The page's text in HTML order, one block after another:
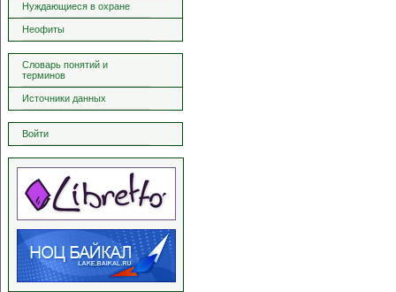
Нуждающиеся в охране
Неофиты
Словарь понятий и
терминов
Источники данных
Войти